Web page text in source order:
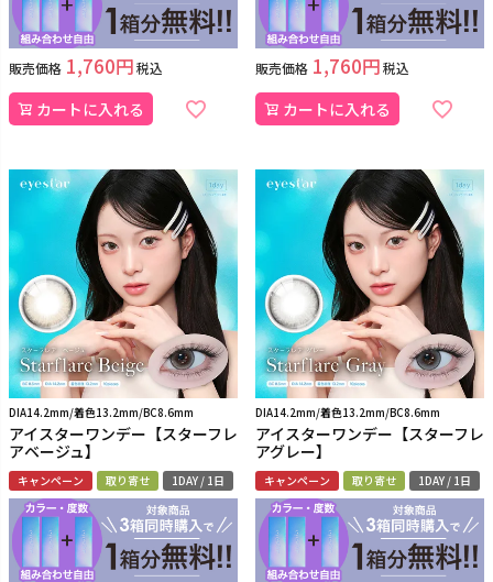
販売価格 1,760 税込
カートに入れる
販売価格 1,760 税込
カートに入れる
DIA14.2mm/着色13.2mm/BC8.6mm
アイスターワンデー【スターフレ
アベージュ】
キャンペーン 取り寄せ 1DAY / 1日
DIA14.2mm/着色13.2mm/BC8.6mm
アイスターワンデー【スターフレ
アグレー】
キャンペーン 取り寄せ 1DAY / 1日